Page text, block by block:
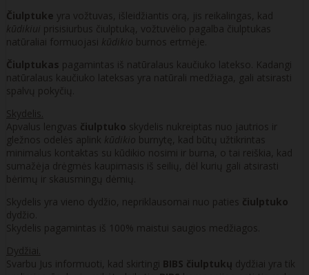
Čiulptuke yra vožtuvas, išleidžiantis orą, jis reikalingas, kad
kūdikiui prisisiurbus čiulptuką, vožtuvėlio pagalba čiulptukas
natūraliai formuojasi kūdikio burnos ertmėje.
Čiulptukas pagamintas iš natūralaus kaučiuko latekso. Kadangi
natūralaus kaučiuko lateksas yra natūrali medžiaga, gali atsirasti
spalvų pokyčių.
Skydelis.
Apvalus lengvas čiulptuko skydelis nukreiptas nuo jautrios ir
gležnos odelės aplink kūdikio burnytę, kad būtų užtikrintas
minimalus kontaktas su kūdikio nosimi ir burna, o tai reiškia, kad
sumažėja drėgmės kaupimasis iš seilių, dėl kurių gali atsirasti
bėrimų ir skausmingų dėmių.
Skydelis yra vieno dydžio, nepriklausomai nuo paties čiulptuko
dydžio.
Skydelis pagamintas iš 100% maistui saugios medžiagos.
Dydžiai.
Svarbu Jus informuoti, kad skirtingi BIBS čiulptukų dydžiai yra tik